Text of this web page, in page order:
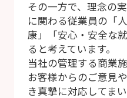
その一方で、理念の
に関わる従業員の「
康」「安心・安全な
ると考えています。
当社の管理する商業
お客様からのご意見
き真摯に対応してま